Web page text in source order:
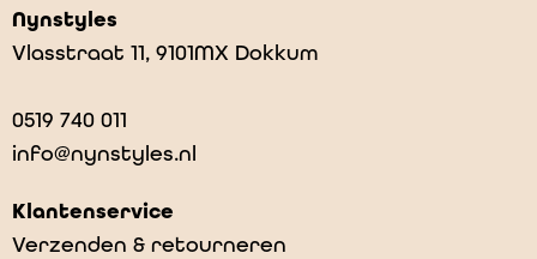
Nynstyles
Vlasstraat 11, 9101MX Dokkum
0519 740 011
info@nynstyles.nl
Klantenservice
Verzenden & retourneren